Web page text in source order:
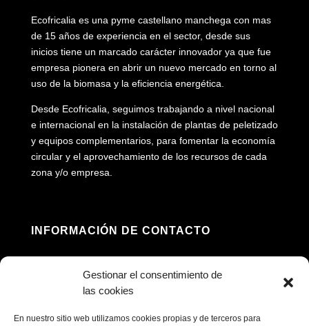
Gestionar el consentimiento de
las cookies
En nuestro sitio web utilizamos cookies propias y de terceros para
Ecofricalia es una pyme castellano manchega con mas
de 15 años de experiencia en el sector, desde sus
inicios tiene un marcado carácter innovador ya que fue
empresa pionera en abrir un nuevo mercado en torno al
uso de la biomasa y la eficiencia energética.
Desde Ecofricalia, seguimos trabajando a nivel nacional
e internacional en la instalación de plantas de peletizado
y equipos complementarios, para fomentar la economía
circular y el aprovechamiento de los recursos de cada
zona y/o empresa.
INFORMACIÓN DE CONTACTO
Pedroñeras, Cuenca